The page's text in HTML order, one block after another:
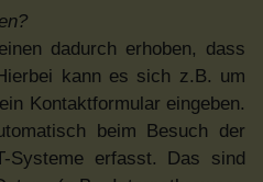
dadurch erhoben, dass
kann es sich z.B. um
Kontaktformular eingeben.
beim Besuch der
Systeme erfasst. Das sind